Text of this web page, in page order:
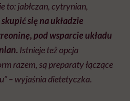
to: jabłczan, cytrynian,
się na układzie
pod wsparcie układu
Istnieje też opcja
razem, są preparaty łączące
– wyjaśnia dietetyczka.